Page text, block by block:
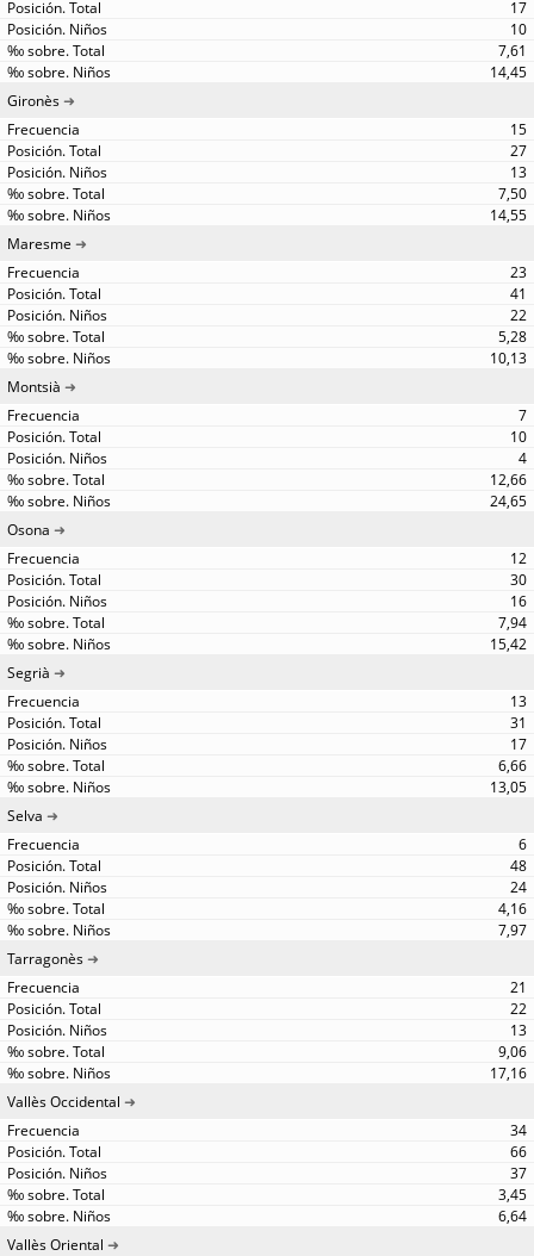
17
10
7,61
14,45
Gironès
15
27
13
7,50
14,55
Maresme
23
41
22
5,28
10,13
Montsià
7
10
4
12,66
24,65
Osona
12
30
16
7,94
15,42
Segrià
13
31
17
6,66
13,05
Selva
6
48
24
4,16
7,97
Tarragonès
21
22
13
9,06
17,16
Vallès Occidental
34
66
37
3,45
6,64
Vallès Oriental